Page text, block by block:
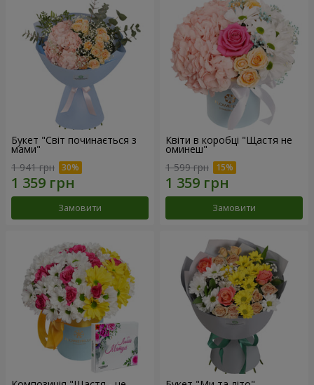
Букет "Світ починається з
мами"
1 941 грн
Замовити
Квіти в коробці "Щастя не
оминеш"
1 599 грн
Замовити